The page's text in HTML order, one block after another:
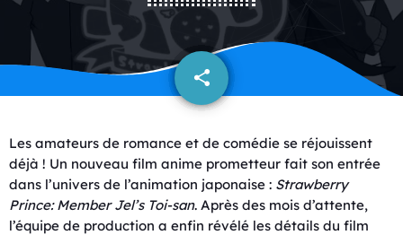
share
email
Les amateurs de romance et de comédie se réjouissent
déjà ! Un nouveau film anime prometteur fait son entrée
dans l’univers de l’animation japonaise : Strawberry
Prince: Member Jel’s Toi-san. Après des mois d’attente,
l’équipe de production a enfin révélé les détails du film